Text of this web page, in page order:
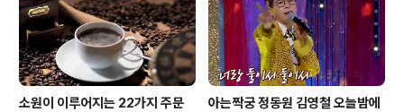
소원이 이루어지는 22가지 주문 아는짝궁 정동원 김영철 오늘밤에